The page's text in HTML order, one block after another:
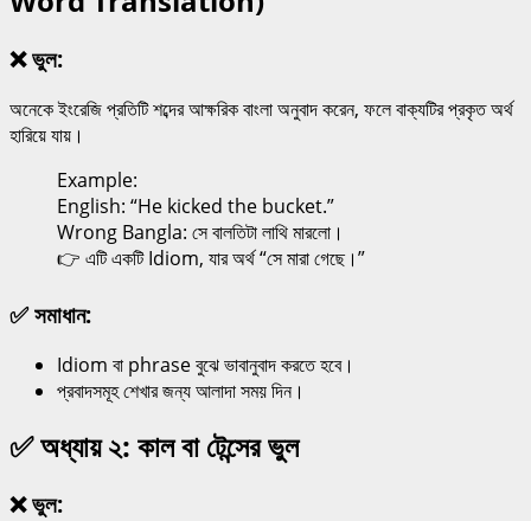
❌ ভুল:
অনেকে ইংরেজি প্রতিটি শব্দের আক্ষরিক বাংলা অনুবাদ করেন, ফলে বাক্যটির প্রকৃত অর্থ
হারিয়ে যায়।
Example:
English: “He kicked the bucket.”
Wrong Bangla: সে বালতিটা লাথি মারলো।
👉 এটি একটি Idiom, যার অর্থ “সে মারা গেছে।”
✅ সমাধান:
Idiom বা phrase বুঝে ভাবানুবাদ করতে হবে।
প্রবাদসমূহ শেখার জন্য আলাদা সময় দিন।
✅ অধ্যায় ২: কাল বা টেন্সের ভুল
❌ ভুল: